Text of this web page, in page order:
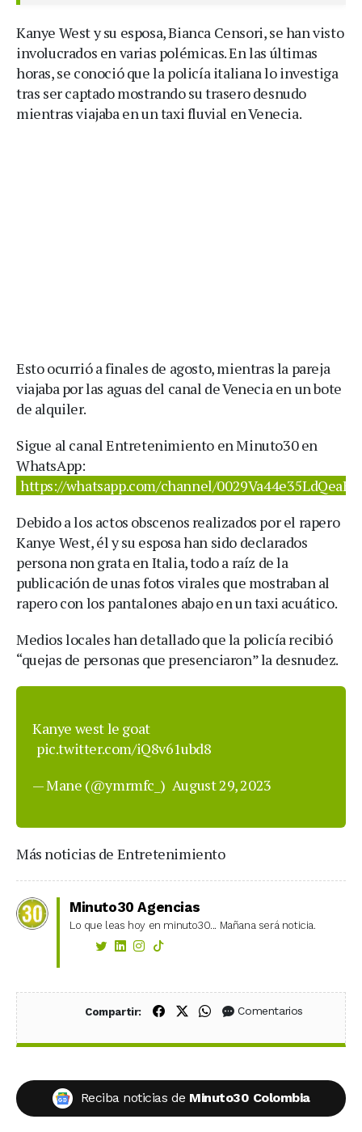
Kanye West y su esposa, Bianca Censori, se han visto
involucrados en varias polémicas. En las últimas
horas, se conoció que la policía italiana lo investiga
tras ser captado mostrando su trasero desnudo
mientras viajaba en un taxi fluvial en Venecia.
Esto ocurrió a finales de agosto, mientras la pareja
viajaba por las aguas del canal de Venecia en un bote
de alquiler.
Sigue al canal Entretenimiento en Minuto30 en
WhatsApp:
https://whatsapp.com/channel/
Debido a los actos obscenos realizados por el rapero
Kanye West, él y su esposa han sido declarados
persona non grata en Italia, todo a raíz de la
publicación de unas fotos virales que mostraban al
rapero con los pantalones abajo en un taxi acuático.
Medios locales han detallado que la policía recibió
“quejas de personas que presenciaron” la desnudez.
Kanye west le goat
pic.twitter.com/iQ8v61ubd8
— Mane (@ymrmfc_) August 29, 2023
Más noticias de Entretenimiento
Minuto30 Agencias
Lo que leas hoy en minuto30... Mañana será noticia.
Compartir: Compartir en Facebook
Compartir en X (Twitter)
Compartir en WhatsApp
Comentarios
Reciba noticias de Minuto30 Colombia